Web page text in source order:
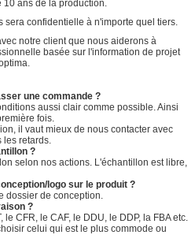
ans de la production.
sera confidentielle à n'importe quel tiers.
notre client que nous aiderons à
basée sur l'information de projet
une commande ?
aussi clair comme possible. Ainsi
fois.
il vaut mieux de nous contacter avec
retards.
?
selon nos actions. L'échantillon est libre,
logo sur le produit ?
dossier de conception.
?
CFR, le CAF, le DDU, le DDP, la FBA etc.
celui qui est le plus commode ou